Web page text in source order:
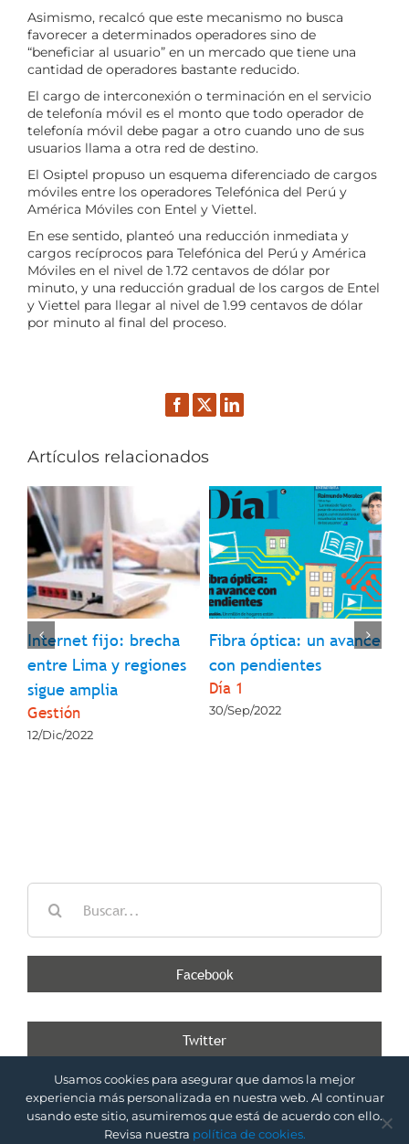
Asimismo, recalcó que este mecanismo no busca
favorecer a determinados operadores sino de
“beneficiar al usuario” en un mercado que tiene una
cantidad de operadores bastante reducido.
El cargo de interconexión o terminación en el servicio
de telefonía móvil es el monto que todo operador de
telefonía móvil debe pagar a otro cuando uno de sus
usuarios llama a otra red de destino.
El Osiptel propuso un esquema diferenciado de cargos
móviles entre los operadores Telefónica del Perú y
América Móviles con Entel y Viettel.
En ese sentido, planteó una reducción inmediata y
cargos recíprocos para Telefónica del Perú y América
Móviles en el nivel de 1.72 centavos de dólar por
minuto, y una reducción gradual de los cargos de Entel
y Viettel para llegar al nivel de 1.99 centavos de dólar
por minuto al final del proceso.
Facebook
TwitterLinkedIn
Artículos relacionados
Internet fijo: brecha
entre Lima y regiones
sigue amplia
Gestión
12/Dic/2022
Fibra óptica: un avance
con pendientes
Día 1
30/Sep/2022
Buscar:
Facebook
Twitter
Copyright 2020 DN
Consultores
| Desarrollado por
LiOnline
Usamos cookies para asegurar que damos la mejor
experiencia más personalizada en nuestra web. Al continuar
usando este sitio, asumiremos que está de acuerdo con ello.
Revisa nuestra política de cookies.